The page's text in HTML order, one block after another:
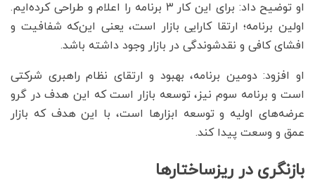
او توضیح داد: برای این کار ۳ برنامه را اعلام و طراحی کرده‌ایم.
اولین برنامه؛ ارتقا کارایی بازار است، یعنی این‌که شفافیت و
افشای کافی و نقدشوندگی در بازار وجود داشته باشد.
او افزود: دومین برنامه، بهبود و ارتقای نظام راهبری شرکتی
است و برنامه سوم نیز، توسعه بازار است که این هدف در گرو
عرضه‌های اولیه و توسعه ابزارها است، با این هدف که بازار
عمق و وسعت پیدا کند.
بازنگری در ریزساختارها